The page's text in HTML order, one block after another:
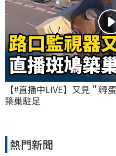
【#直播中LIVE】又見＂孵
築巢駐足
熱門新聞